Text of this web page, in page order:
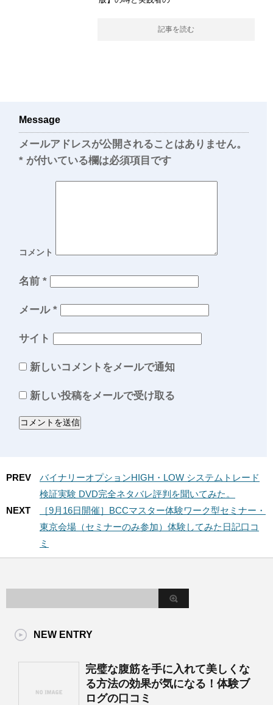
記事を読む
Message
メールアドレスが公開されることはありません。
* が付いている欄は必須項目です
コメント
名前 *
メール *
サイト
新しいコメントをメールで通知
新しい投稿をメールで受け取る
PREV
バイナリーオプションHIGH・LOW システムトレード
検証実験 DVD完全ネタバレ評判を聞いてみた。
NEXT
［9月16日開催］BCCマスター体験ワーク型セミナー・
東京会場（セミナーのみ参加）体験してみた日記口コ
ミ
NEW ENTRY
完璧な腹筋を手に入れて美しくな
る方法の効果が気になる！体験ブ
ログの口コミ